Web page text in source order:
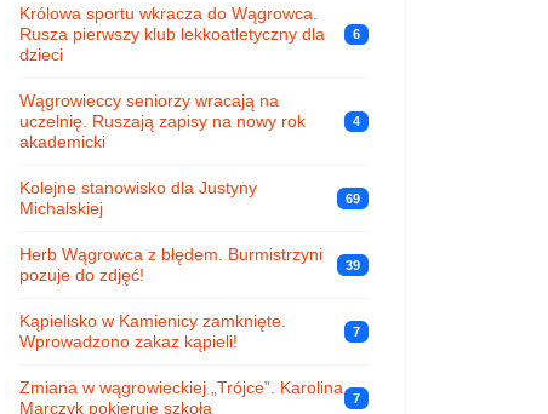
Królowa sportu wkracza do Wągrowca.
Rusza pierwszy klub lekkoatletyczny dla
dzieci
6
Wągrowieccy seniorzy wracają na
uczelnię. Ruszają zapisy na nowy rok
akademicki
4
Kolejne stanowisko dla Justyny
Michalskiej
69
Herb Wągrowca z błędem. Burmistrzyni
pozuje do zdjęć!
39
Kąpielisko w Kamienicy zamknięte.
Wprowadzono zakaz kąpieli!
7
Zmiana w wągrowieckiej „Trójce”. Karolina
Marczyk pokieruje szkołą
7